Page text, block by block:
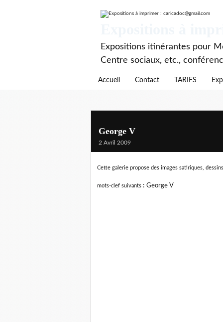
Expositions itinérantes pour
Centre sociaux, etc.,
Accueil Contact TARIFS
George V
2 Avril 2009
Cette galerie propose des images satiriques,
mots-clef suivants : George V